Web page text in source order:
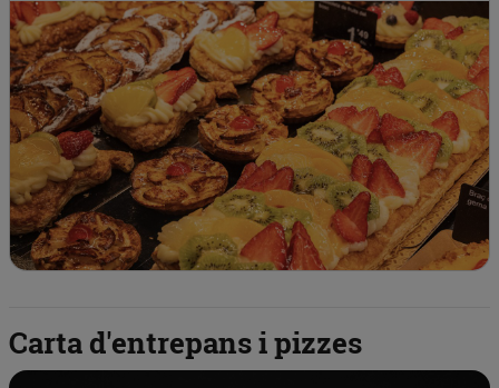
Carta d'entrepans i pizzes